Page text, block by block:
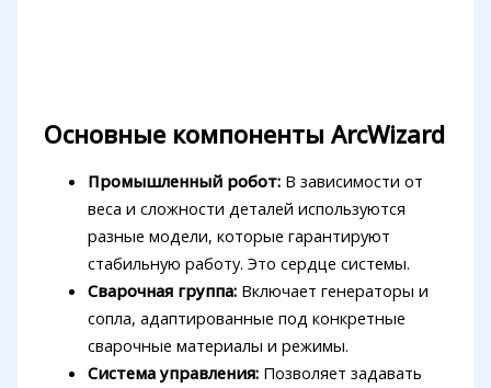
Основные компоненты ArcWizard
Промышленный робот:В зависимости от
веса и сложности деталей используются
разные модели, которые гарантируют
стабильную работу. Это сердце системы.
Сварочная группа:Включает генераторы и
сопла, адаптированные под конкретные
сварочные материалы и режимы.
Система управления:Позволяет задавать